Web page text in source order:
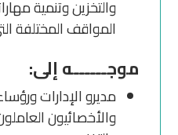
والتخزين وتنمية
المواقف المختلفة
موجــــــه إلى:
مديرو الإدارات
والأخصائيون